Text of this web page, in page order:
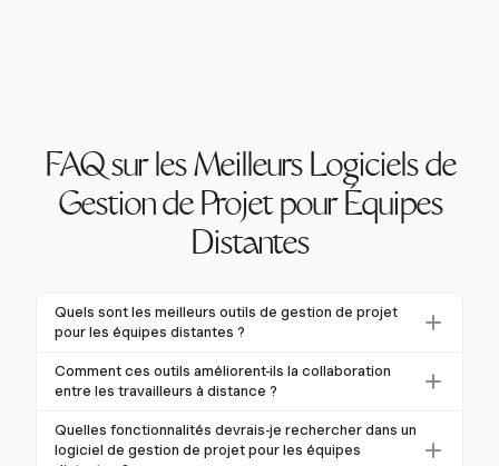
FAQ sur les Meilleurs Logiciels de
Gestion de Projet pour Équipes
Distantes
Quels sont les meilleurs outils de gestion de projet
pour les équipes distantes ?
Les meilleurs outils pour les équipes distantes incluent
ceux avec une gestion des tâches robuste, une
d'intégration. Harvest, par exemple, excelle dans le
suivi du temps et le reporting, essentiels pour gérer
Comment ces outils améliorent-ils la collaboration
entre les travailleurs à distance ?
Les outils de gestion de projet améliorent la
collaboration en centralisant l'information, en facilitant
Quelles fonctionnalités devrais-je rechercher dans un
logiciel de gestion de projet pour les équipes